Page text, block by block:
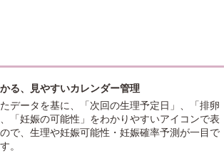
る、見やすいカレンダー管理
データを基に、「次回の生理予定日」、「排卵
「妊娠の可能性」をわかりやすいアイコンで表
で、生理や妊娠可能性・妊娠確率予測が一目で
。